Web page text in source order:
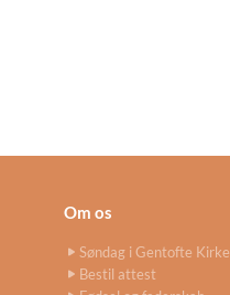
Om os
Søndag i Gentofte Kirke
Bestil attest